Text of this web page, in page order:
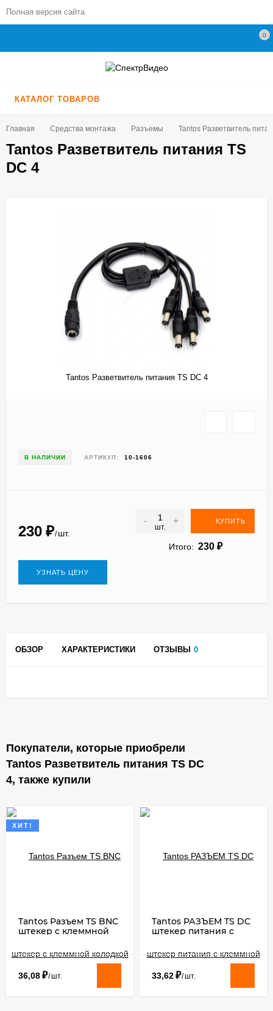
Полная версия сайта
0
КАТАЛОГ ТОВАРОВ
Главная Средства монтажа Разъемы ​Tantos Разветвитель
​Tantos Разветвитель питания TS
DC 4
​Tantos Разветвитель питания TS DC 4
В НАЛИЧИИ АРТИКУЛ: 10-1606
230 ₽/ шт.
-
шт.
+ КУПИТЬ
Итого: 230 ₽
УЗНАТЬ ЦЕНУ
ОБЗОР ХАРАКТЕРИСТИКИ ОТЗЫВЫ 0
Покупатели, которые приобрели ​
Tantos Разветвитель питания TS DC
4, также купили
ХИТ!
Tantos Разъем TS BNC
штекер с клеммной
36,08₽/шт.
Tantos РАЗЪЕМ TS DC
штекер питания с
под винт, LUX
33,62₽/шт.